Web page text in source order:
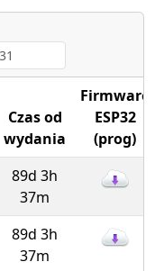
Czas od
wydania
Firmware
ESP32
(prog)
89d 3h
37m
89d 3h
37m